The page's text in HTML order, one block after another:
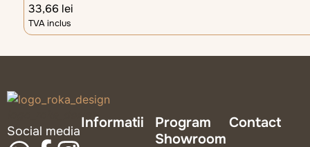
33,66 lei
TVA inclus
logo_roka_design
Social media
Informatii
Program
Showroom
Contact